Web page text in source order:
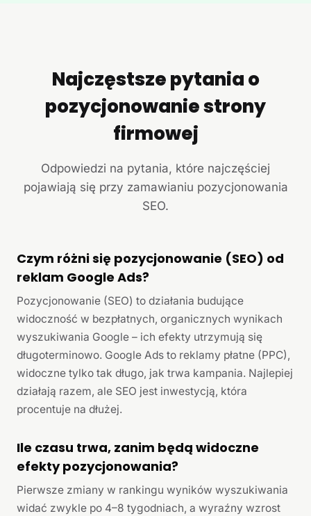
Najczęstsze pytania o
pozycjonowanie strony
firmowej
Odpowiedzi na pytania, które najczęściej
pojawiają się przy zamawianiu pozycjonowania
SEO.
Czym różni się pozycjonowanie (SEO) od
reklam Google Ads?
Pozycjonowanie (SEO) to działania budujące
widoczność w bezpłatnych, organicznych wynikach
wyszukiwania Google – ich efekty utrzymują się
długoterminowo. Google Ads to reklamy płatne (PPC),
widoczne tylko tak długo, jak trwa kampania. Najlepiej
działają razem, ale SEO jest inwestycją, która
procentuje na dłużej.
Ile czasu trwa, zanim będą widoczne
efekty pozycjonowania?
Pierwsze zmiany w rankingu wyników wyszukiwania
widać zwykle po 4–8 tygodniach, a wyraźny wzrost